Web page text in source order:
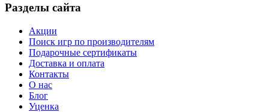
Разделы сайта
Акции
Поиск игр по производителям
Подарочные сертификаты
Доставка и оплата
Контакты
О нас
Блог
Уценка